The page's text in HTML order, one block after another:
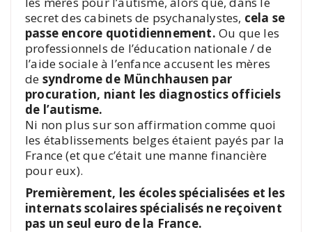
secret des cabinets de psychanalystes, cela se
passe encore quotidiennement. Ou que les
professionnels de l’éducation nationale / de
l’aide sociale à l’enfance accusent les mères
de syndrome de Münchhausen par
procuration, niant les diagnostics officiels
de l’autisme.
Ni non plus sur son affirmation comme quoi
les établissements belges étaient payés par la
France (et que c’était une manne financière
pour eux).
Premièrement, les écoles spécialisées et les
internats scolaires spécialisés ne reçoivent
pas un seul euro de la France.